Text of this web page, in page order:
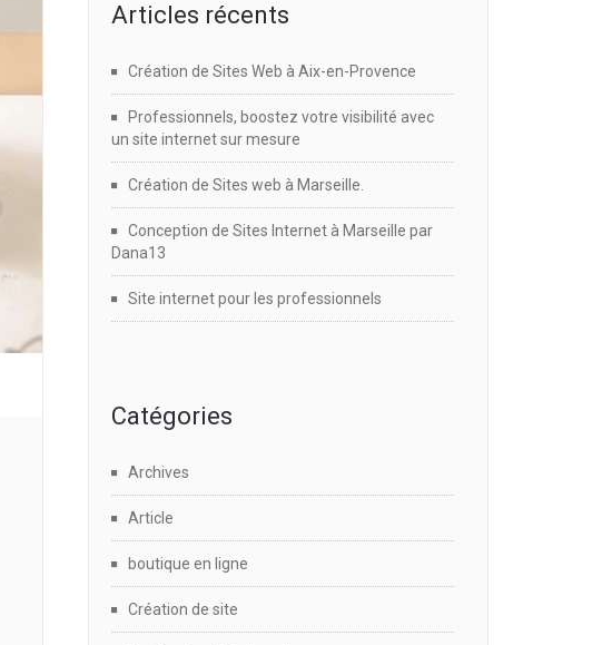
Articles récents
Création de Sites Web à Aix-en-Provence
Professionnels, boostez votre visibilité avec
un site internet sur mesure
Création de Sites web à Marseille.
Conception de Sites Internet à Marseille par
Dana13
Site internet pour les professionnels
Catégories
Archives
Article
boutique en ligne
Création de site